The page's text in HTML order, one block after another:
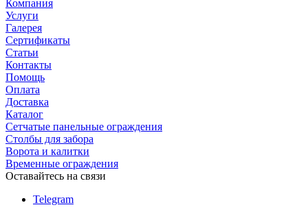
Компания
Услуги
Галерея
Сертификаты
Статьи
Контакты
Помощь
Оплата
Доставка
Каталог
Сетчатые панельные ограждения
Столбы для забора
Ворота и калитки
Временные ограждения
Оставайтесь на связи
Telegram